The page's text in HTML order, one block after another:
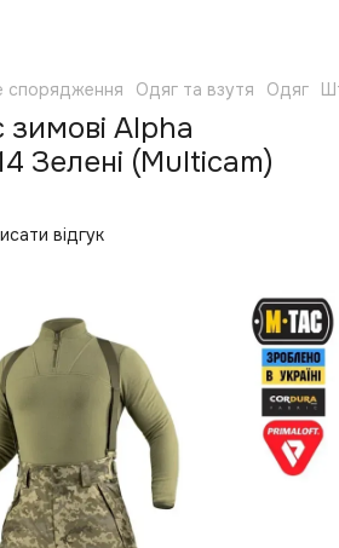
спорядження Одяг та взутя Одяг
Alpha
Зелені (Multicam)
відгук